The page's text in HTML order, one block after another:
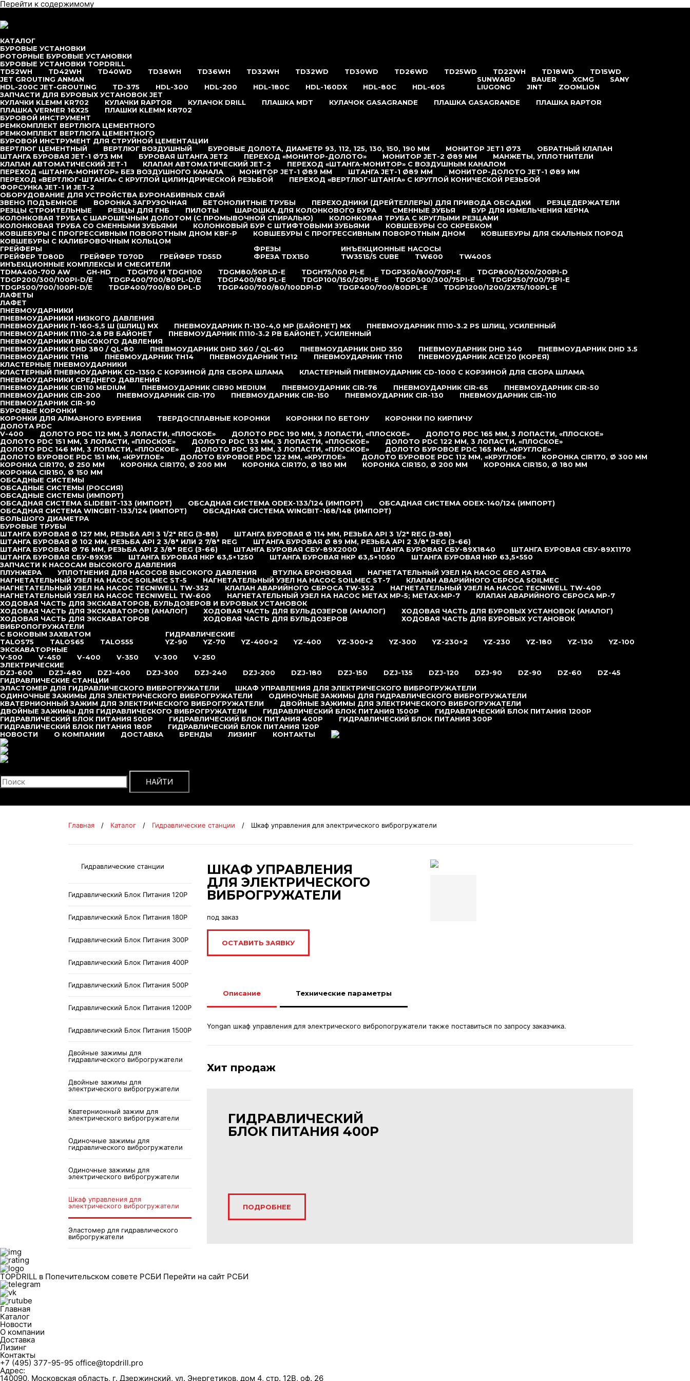
Перейти к содержимому
КАТАЛОГ
БУРОВЫЕ УСТАНОВКИ
РОТОРНЫЕ БУРОВЫЕ УСТАНОВКИ
БУРОВЫЕ УСТАНОВКИ TOPDRILL
TD52WH
TD42WH TD40WD TD38WH TD36WH TD32WH TD32WD TD30WD TD26WD TD25WD TD22WH TD18WD
TD15WD
JET GROUTING ANMAN
HDL-200C JET-GROUTING
TD-375 HDL-300 HDL-200 HDL-180С HDL-160DX HDL-80C HDL-60S
SUNWARD BAUER XCMG
SANY
LIUGONG
JINT
ZOOMLION
ЗАПЧАСТИ ДЛЯ БУРОВЫХ УСТАНОВОК JET
КУЛАЧКИ KLEMM KR702
КУЛАЧКИ RAPTOR КУЛАЧОК DRILL ПЛАШКА MDT КУЛАЧОК GASAGRANDE ПЛАШКА GASAGRANDE
ПЛАШКА RAPTOR
ПЛАШКА VERMER 16Х25
ПЛАШКИ KLEMM KR702
БУРОВОЙ ИНСТРУМЕНТ
РЕМКОМПЛЕКТ ВЕРТЛЮГА ЦЕМЕНТНОГО
РЕМКОМПЛЕКТ ВЕРТЛЮГА ЦЕМЕНТНОГО
БУРОВОЙ ИНСТРУМЕНТ ДЛЯ СТРУЙНОЙ ЦЕМЕНТАЦИИ
ВЕРТЛЮГ ЦЕМЕНТНЫЙ
ВЕРТЛЮГ ВОЗДУШНЫЙ БУРОВЫЕ ДОЛОТА, ДИАМЕТР 93, 112, 125, 130, 150, 190 ММ МОНИТОР JET1 Ø73
ОБРАТНЫЙ КЛАПАН
ШТАНГА БУРОВАЯ JET-1 Ø73 ММ
БУРОВАЯ ШТАНГА JET2 ПЕРЕХОД «МОНИТОР-ДОЛОТО» МОНИТОР JET-2 Ø89 ММ
МАНЖЕТЫ, УПЛОТНИТЕЛИ
КЛАПАН АВТОМАТИЧЕСКИЙ JET-1
КЛАПАН АВТОМАТИЧЕСКИЙ JET-2
ПЕРЕХОД «ШТАНГА-МОНИТОР» С ВОЗДУШНЫМ КАНАЛОМ
ПЕРЕХОД «ШТАНГА-МОНИТОР» БЕЗ ВОЗДУШНОГО КАНАЛА
МОНИТОР JET-1 Ø89 ММ ШТАНГА JET-1 Ø89 ММ
МОНИТОР-ДОЛОТО JET-1 Ø89 ММ
ПЕРЕХОД «ВЕРТЛЮГ-ШТАНГА» С КРУГЛОЙ ЦИЛИНДРИЧЕСКОЙ РЕЗЬБОЙ
ПЕРЕХОД «ВЕРТЛЮГ-ШТАНГА» С КРУГЛОЙ КОНИЧЕСКОЙ РЕЗЬБОЙ
ФОРСУНКА JET-1 И JET-2
ОБОРУДОВАНИЕ ДЛЯ УСТРОЙСТВА БУРОНАБИВНЫХ СВАЙ
ЗВЕНО ПОДЪЕМНОЕ
ВОРОНКА ЗАГРУЗОЧНАЯ БЕТОНОЛИТНЫЕ ТРУБЫ ПЕРЕХОДНИКИ (ДРЕЙТЕЛЛЕРЫ) ДЛЯ ПРИВОДА ОБСАДКИ
РЕЗЦЕДЕРЖАТЕЛИ
РЕЗЦЫ СТРОИТЕЛЬНЫЕ
РЕЗЦЫ ДЛЯ ГНБ ПИЛОТЫ ШАРОШКА ДЛЯ КОЛОНКОВОГО БУРА СМЕННЫЕ ЗУБЬЯ
БУР ДЛЯ ИЗМЕЛЬЧЕНИЯ КЕРНА
КОЛОНКОВАЯ ТРУБА С ШАРОШЕЧНЫМ ДОЛОТОМ (С ПРОМЫВОЧНОЙ СПИРАЛЬЮ)
КОЛОНКОВАЯ ТРУБА С КРУГЛЫМИ РЕЗЦАМИ
КОЛОНКОВАЯ ТРУБА СО СМЕННЫМИ ЗУБЬЯМИ
КОЛОНКОВЫЙ БУР С ШТИФТОВЫМИ ЗУБЬЯМИ
КОВШЕБУРЫ СО СКРЕБКОМ
КОВШЕБУРЫ С ПРОГРЕССИВНЫМ ПОВОРОТНЫМ ДНОМ KBF-P
КОВШЕБУРЫ С ПРОГРЕССИВНЫМ ПОВОРОТНЫМ ДНОМ
КОВШЕБУРЫ ДЛЯ СКАЛЬНЫХ ПОРОД
КОВШЕБУРЫ С КАЛИБРОВОЧНЫМ КОЛЬЦОМ
ГРЕЙФЕРЫ
ГРЕЙФЕР TD80D
ГРЕЙФЕР TD70D ГРЕЙФЕР TD55D
ФРЕЗЫ
ФРЕЗА TDX150
ИНЪЕКЦИОННЫЕ НАСОСЫ
TW3515/S CUBE
TW600
TW400S
ИНЪЕКЦИОННЫЕ КОМПЛЕКСЫ И СМЕСИТЕЛИ
TDMA400-700 AW
GH-HD TDGH70 И TDGH100 TDGM80/50PLD-E TDGH75/100 PI-E TDGP350/800/70PI-E
TDGP800/1200/200PI-D
TDGP200/300/100PI-D/E
TDGP400/700/80PL-D/E TDGP400/80 PL-E TDGP100/150/20PI-E TDGP300/300/75PI-E
TDGP250/700/75PI-E
TDGP500/700/100PI-D/E
TDGP400/700/80 DPL-D TDGP400/700/80/100DPI-D TDGP400/700/80DPL-E
TDGP1200/1200/2X75/100PL-E
ЛАФЕТЫ
ЛАФЕТ
ПНЕВМОУДАРНИКИ
ПНЕВМОУДАРНИКИ НИЗКОГО ДАВЛЕНИЯ
ПНЕВМОУДАРНИК П-160-5,5 Ш (ШЛИЦ) МХ
ПНЕВМОУДАРНИК П-130-4,0 MP (БАЙОНЕТ) МХ
ПНЕВМОУДАРНИК П110-3.2 РS ШЛИЦ, УСИЛЕННЫЙ
ПНЕВМОУДАРНИК П110-2.8 РВ БАЙОНЕТ
ПНЕВМОУДАРНИК П110-3.2 РB БАЙОНЕТ, УСИЛЕННЫЙ
ПНЕВМОУДАРНИКИ ВЫСОКОГО ДАВЛЕНИЯ
ПНЕВМОУДАРНИК DHD 380 / QL-80
ПНЕВМОУДАРНИК DHD 360 / QL-60 ПНЕВМОУДАРНИК DHD 350 ПНЕВМОУДАРНИК DHD 340
ПНЕВМОУДАРНИК DHD 3.5
ПНЕВМОУДАРНИК TH18
ПНЕВМОУДАРНИК TH14 ПНЕВМОУДАРНИК TH12 ПНЕВМОУДАРНИК TH10
ПНЕВМОУДАРНИК ACE120 (КОРЕЯ)
КЛАСТЕРНЫЕ ПНЕВМОУДАРНИКИ
КЛАСТЕРНЫЙ ПНЕВМОУДАРНИК CD-1350 С КОРЗИНОЙ ДЛЯ СБОРА ШЛАМА
КЛАСТЕРНЫЙ ПНЕВМОУДАРНИК CD-1000 С КОРЗИНОЙ ДЛЯ СБОРА ШЛАМА
ПНЕВМОУДАРНИКИ СРЕДНЕГО ДАВЛЕНИЯ
ПНЕВМОУДАРНИК CIR110 MEDIUM
ПНЕВМОУДАРНИК CIR90 MEDIUM ПНЕВМОУДАРНИК CIR-76 ПНЕВМОУДАРНИК CIR-65
ПНЕВМОУДАРНИК CIR-50
ПНЕВМОУДАРНИК CIR-200
ПНЕВМОУДАРНИК CIR-170 ПНЕВМОУДАРНИК CIR-150 ПНЕВМОУДАРНИК CIR-130
ПНЕВМОУДАРНИК CIR-110
ПНЕВМОУДАРНИК CIR-90
БУРОВЫЕ КОРОНКИ
КОРОНКИ ДЛЯ АЛМАЗНОГО БУРЕНИЯ
ТВЕРДОСПЛАВНЫЕ КОРОНКИ КОРОНКИ ПО БЕТОНУ
КОРОНКИ ПО КИРПИЧУ
ДОЛОТА PDC
V-400
ДОЛОТО PDC 112 ММ, 3 ЛОПАСТИ, «ПЛОСКОЕ» ДОЛОТО PDC 190 ММ, 3 ЛОПАСТИ, «ПЛОСКОЕ»
ДОЛОТО PDC 165 ММ, 3 ЛОПАСТИ, «ПЛОСКОЕ»
ДОЛОТО PDC 151 ММ, 3 ЛОПАСТИ, «ПЛОСКОЕ»
ДОЛОТО PDC 133 ММ, 3 ЛОПАСТИ, «ПЛОСКОЕ»
ДОЛОТО PDC 122 ММ, 3 ЛОПАСТИ, «ПЛОСКОЕ»
ДОЛОТО PDC 146 ММ, 3 ЛОПАСТИ, «ПЛОСКОЕ»
ДОЛОТО PDC 93 ММ, 3 ЛОПАСТИ, «ПЛОСКОЕ»
ДОЛОТО БУРОВОЕ PDC 165 ММ, «КРУГЛОЕ»
ДОЛОТО БУРОВОЕ PDC 151 ММ, «КРУГЛОЕ»
ДОЛОТО БУРОВОЕ PDC 122 ММ, «КРУГЛОЕ» ДОЛОТО БУРОВОЕ PDC 112 ММ, «КРУГЛОЕ»
КОРОНКА CIR170, Ø 300 ММ
КОРОНКА CIR170, Ø 250 ММ
КОРОНКА CIR170, Ø 200 ММ КОРОНКА CIR170, Ø 180 ММ КОРОНКА CIR150, Ø 200 ММ
КОРОНКА CIR150, Ø 180 ММ
КОРОНКА CIR150, Ø 150 ММ
ОБСАДНЫЕ СИСТЕМЫ
ОБСАДНЫЕ СИСТЕМЫ (РОССИЯ)
ОБСАДНЫЕ СИСТЕМЫ (ИМПОРТ)
ОБСАДНАЯ СИСТЕМА SLIDEBIT-133 (ИМПОРТ)
ОБСАДНАЯ СИСТЕМА ODEX-133/124 (ИМПОРТ)
ОБСАДНАЯ СИСТЕМА ODEX-140/124 (ИМПОРТ)
ОБСАДНАЯ СИСТЕМА WINGBIT-133/124 (ИМПОРТ)
ОБСАДНАЯ СИСТЕМА WINGBIT-168/148 (ИМПОРТ)
БОЛЬШОГО ДИАМЕТРА
БУРОВЫЕ ТРУБЫ
ШТАНГА БУРОВАЯ Ø 127 ММ, РЕЗЬБА API 3 1/2″ REG (З-88)
ШТАНГА БУРОВАЯ Ø 114 ММ, РЕЗЬБА API 3 1/2″ REG (З-88)
ШТАНГА БУРОВАЯ Ø 102 ММ, РЕЗЬБА API 2 3/8″ ИЛИ 2 7/8″ REG
ШТАНГА БУРОВАЯ Ø 89 ММ, РЕЗЬБА API 2 3/8″ REG (З-66)
ШТАНГА БУРОВАЯ Ø 76 ММ, РЕЗЬБА API 2 3/8″ REG (З-66)
ШТАНГА БУРОВАЯ СБУ-89Х2000 ШТАНГА БУРОВАЯ СБУ-89Х1840
ШТАНГА БУРОВАЯ СБУ-89Х1170
ШТАНГА БУРОВАЯ СБУ-89Х95
ШТАНГА БУРОВАЯ НКР 63,5×1250 ШТАНГА БУРОВАЯ НКР 63,5×1050
ШТАНГА БУРОВАЯ НКР 63,5×550
ЗАПЧАСТИ К НАСОСАМ ВЫСОКОГО ДАВЛЕНИЯ
ПЛУНЖЕРА
УПЛОТНЕНИЯ ДЛЯ НАСОСОВ ВЫСОКОГО ДАВЛЕНИЯ ВТУЛКА БРОНЗОВАЯ
НАГНЕТАТЕЛЬНЫЙ УЗЕЛ НА НАСОС GEO ASTRA
НАГНЕТАТЕЛЬНЫЙ УЗЕЛ НА НАСОС SOILMEC ST-5
НАГНЕТАТЕЛЬНЫЙ УЗЕЛ НА НАСОС SOILMEC ST-7
КЛАПАН АВАРИЙНОГО СБРОСА SOILMEC
НАГНЕТАТЕЛЬНЫЙ УЗЕЛ НА НАСОС TECNIWELL TW-352
КЛАПАН АВАРИЙНОГО СБРОСА TW-352
НАГНЕТАТЕЛЬНЫЙ УЗЕЛ НА НАСОС TECNIWELL TW-400
НАГНЕТАТЕЛЬНЫЙ УЗЕЛ НА НАСОС TECNIWELL TW-600
НАГНЕТАТЕЛЬНЫЙ УЗЕЛ НА НАСОС METAX MP-5; METAX-MP-7
КЛАПАН АВАРИЙНОГО СБРОСА MP-7
ХОДОВАЯ ЧАСТЬ ДЛЯ ЭКСКАВАТОРОВ, БУЛЬДОЗЕРОВ И БУРОВЫХ УСТАНОВОК
ХОДОВАЯ ЧАСТЬ ДЛЯ ЭКСКАВАТОРОВ (АНАЛОГ)
ХОДОВАЯ ЧАСТЬ ДЛЯ ЭКСКАВАТОРОВ
ХОДОВАЯ ЧАСТЬ ДЛЯ БУЛЬДОЗЕРОВ (АНАЛОГ)
ХОДОВАЯ ЧАСТЬ ДЛЯ БУЛЬДОЗЕРОВ
ХОДОВАЯ ЧАСТЬ ДЛЯ БУРОВЫХ УСТАНОВОК (АНАЛОГ)
ХОДОВАЯ ЧАСТЬ ДЛЯ БУРОВЫХ УСТАНОВОК
ВИБРОПОГРУЖАТЕЛИ
С БОКОВЫМ ЗАХВАТОМ
TALOS75
TALOS65 TALOS55
ГИДРАВЛИЧЕСКИЕ
YZ-90
YZ-70 YZ-400×2 YZ-400 YZ-300×2 YZ-300 YZ-230×2 YZ-230 YZ-180 YZ-130
YZ-100
ЭКСКАВАТОРНЫЕ
V-500
V-450 V-400 V-350 V-300
V-250
ЭЛЕКТРИЧЕСКИЕ
DZJ-600
DZJ-480 DZJ-400 DZJ-300 DZJ-240 DZJ-200 DZJ-180 DZJ-150 DZJ-135 DZJ-120 DZJ-90 DZ-90 DZ-60
DZ-45
ГИДРАВЛИЧЕСКИЕ СТАНЦИИ
ЭЛАСТОМЕР ДЛЯ ГИДРАВЛИЧЕСКОГО ВИБРОГРУЖАТЕЛИ
ШКАФ УПРАВЛЕНИЯ ДЛЯ ЭЛЕКТРИЧЕСКОГО ВИБРОГРУЖАТЕЛИ
ОДИНОЧНЫЕ ЗАЖИМЫ ДЛЯ ЭЛЕКТРИЧЕСКОГО ВИБРОГРУЖАТЕЛИ
ОДИНОЧНЫЕ ЗАЖИМЫ ДЛЯ ГИДРАВЛИЧЕСКОГО ВИБРОГРУЖАТЕЛИ
КВАТЕРНИОННЫЙ ЗАЖИМ ДЛЯ ЭЛЕКТРИЧЕСКОГО ВИБРОГРУЖАТЕЛИ
ДВОЙНЫЕ ЗАЖИМЫ ДЛЯ ЭЛЕКТРИЧЕСКОГО ВИБРОГРУЖАТЕЛИ
ДВОЙНЫЕ ЗАЖИМЫ ДЛЯ ГИДРАВЛИЧЕСКОГО ВИБРОГРУЖАТЕЛИ
ГИДРАВЛИЧЕСКИЙ БЛОК ПИТАНИЯ 1500P
ГИДРАВЛИЧЕСКИЙ БЛОК ПИТАНИЯ 1200P
ГИДРАВЛИЧЕСКИЙ БЛОК ПИТАНИЯ 500P
ГИДРАВЛИЧЕСКИЙ БЛОК ПИТАНИЯ 400P
ГИДРАВЛИЧЕСКИЙ БЛОК ПИТАНИЯ 300P
ГИДРАВЛИЧЕСКИЙ БЛОК ПИТАНИЯ 180P
ГИДРАВЛИЧЕСКИЙ БЛОК ПИТАНИЯ 120P
НОВОСТИ
О КОМПАНИИ ДОСТАВКА БРЕНДЫ ЛИЗИНГ КОНТАКТЫ
НАЙТИ
Главная / Каталог / Гидравлические станции / Шкаф управления для электрического виброгружатели
Гидравлические станции
Гидравлический Блок Питания 120P
Гидравлический Блок Питания 180P
Гидравлический Блок Питания 300P
Гидравлический Блок Питания 400P
Гидравлический Блок Питания 500P
Гидравлический Блок Питания 1200P
Гидравлический Блок Питания 1500P
Двойные зажимы для
гидравлического виброгружатели
Двойные зажимы для
электрического виброгружатели
Кватернионный зажим для
электрического виброгружатели
Одиночные зажимы для
гидравлического виброгружатели
Одиночные зажимы для
электрического виброгружатели
Шкаф управления для
электрического виброгружатели
Эластомер для гидравлического
виброгружатели
ШКАФ УПРАВЛЕНИЯ
ДЛЯ ЭЛЕКТРИЧЕСКОГО
ВИБРОГРУЖАТЕЛИ
под заказ
ОСТАВИТЬ ЗАЯВКУ
Описание Технические параметры
Yongan шкаф управления для электрического вибропогружатели также поставиться по запросу заказчика.
Хит продаж
ГИДРАВЛИЧЕСКИЙ
БЛОК ПИТАНИЯ 400P
ПОДРОБНЕЕ
TOPDRILL в Попечительском совете РСБИ Перейти на сайт РСБИ
Главная
Каталог
Новости
О компании
Доставка
Лизинг
Контакты
+7 (495) 377-95-95 office@topdrill.pro
Адрес:
140090, Московская область, г. Дзержинский, ул. Энергетиков, дом 4, стр. 12В, оф. 26